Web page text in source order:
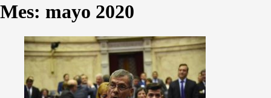
Mes: mayo 2020